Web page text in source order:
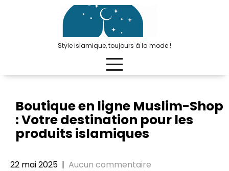
Style islamique, toujours à la mode !
Boutique en ligne Muslim-Shop
: Votre destination pour les
produits islamiques
22 mai 2025 | Aucun commentaire